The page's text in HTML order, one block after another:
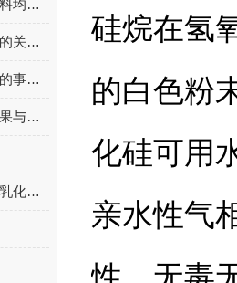
纳米分散机是实现纳米材料均匀分散的关键设备
纳米分散机驱动纳米科技的关键设备
纳米分散机使用时要注意的事项有以下几点
高剪切乳化机提升乳化效果与产品质量
如何把握高剪切乳化机的乳化时间
硅烷在氢
的白色粉
化硅可用
亲水性气